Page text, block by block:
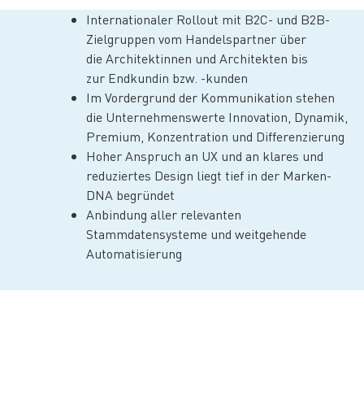
Internationaler Rollout mit B2C- und B2B-
Zielgruppen vom Handelspartner über
die Architektinnen und Architekten bis
zur Endkundin bzw. -kunden
Im Vordergrund der Kommunikation stehen
die Unternehmenswerte Innovation, Dynamik,
Premium, Konzentration und Differenzierung
Hoher Anspruch an UX und an klares und
reduziertes Design liegt tief in der Marken-
DNA begründet
Anbindung aller relevanten
Stammdatensysteme und weitgehende
Automatisierung